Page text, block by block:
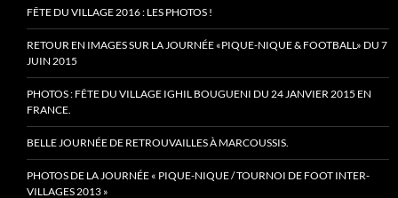
FÊTE DU VILLAGE 2016 : LES PHOTOS !
RETOUR EN IMAGES SUR LA JOURNÉE «PIQUE-NIQUE & FOOTBALL» DU 7
JUIN 2015
PHOTOS : FÊTE DU VILLAGE IGHIL BOUGUENI DU 24 JANVIER 2015 EN
FRANCE.
BELLE JOURNÉE DE RETROUVAILLES À MARCOUSSIS.
PHOTOS DE LA JOURNÉE « PIQUE-NIQUE / TOURNOI DE FOOT INTER-
VILLAGES 2013 »